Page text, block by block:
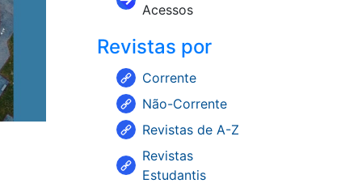
Acessos
Revistas por
Corrente
Não-Corrente
Revistas de A-Z
Revistas
Estudantis